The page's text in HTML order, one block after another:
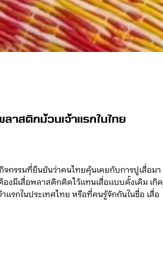
ลาสติกม้วนเจ้าแรกในไทย
กรรมที่ยืนยันว่าคนไทยคุ้นเคยกับการปูเสื่อมา
งมีเสื่อพลาสติกติดไว้แทนเสื่อแบบดั้งเดิม เกิด
รกในประเทศไทย หรือที่คนรู้จักกันในชื่อ เสื่อ